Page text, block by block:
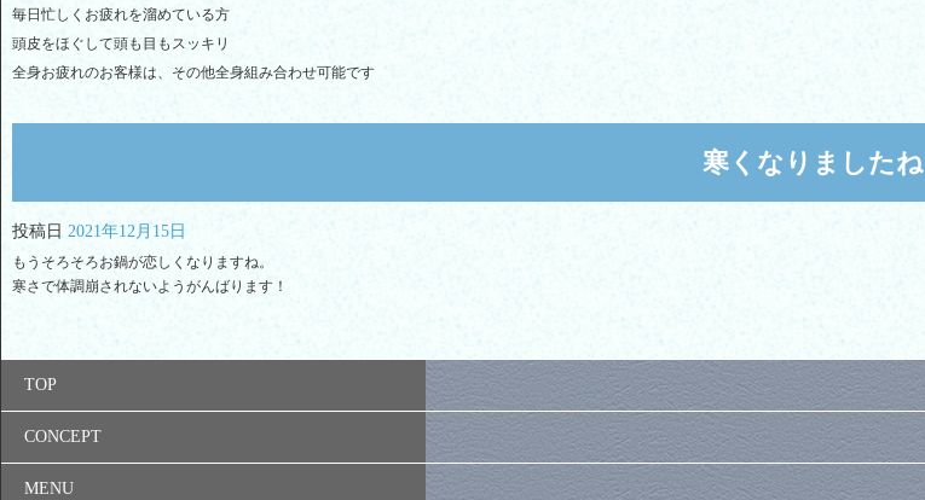
毎日忙しくお疲れを溜めている方
頭皮をほぐして頭も目もスッキリ
全身お疲れのお客様は、その他全身組み合わせ可能です
寒くなりましたね
投稿日 2021年12月15日
もうそろそろお鍋が恋しくなりますね。
寒さで体調崩されないようがんばります！
TOP
CONCEPT
MENU